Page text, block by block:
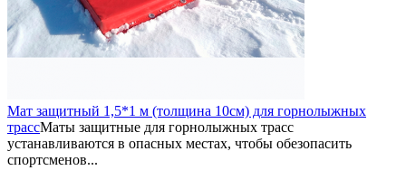
Мат защитный 1,5*1 м (толщина 10см) для горнолыжных
трассМаты защитные для горнолыжных трасс
устанавливаются в опасных местах, чтобы обезопасить
спортсменов...